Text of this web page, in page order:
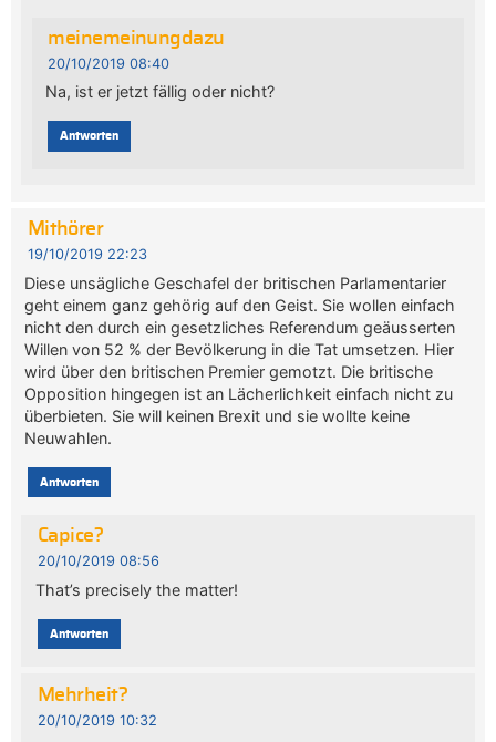
meinemeinungdazu
20/10/2019 08:40
Na, ist er jetzt fällig oder nicht?
Antworten
Mithörer
19/10/2019 22:23
Diese unsägliche Geschafel der britischen Parlamentarier
geht einem ganz gehörig auf den Geist. Sie wollen einfach
nicht den durch ein gesetzliches Referendum geäusserten
Willen von 52 % der Bevölkerung in die Tat umsetzen. Hier
wird über den britischen Premier gemotzt. Die britische
Opposition hingegen ist an Lächerlichkeit einfach nicht zu
überbieten. Sie will keinen Brexit und sie wollte keine
Neuwahlen.
Antworten
Capice?
20/10/2019 08:56
That’s precisely the matter!
Antworten
Mehrheit?
20/10/2019 10:32